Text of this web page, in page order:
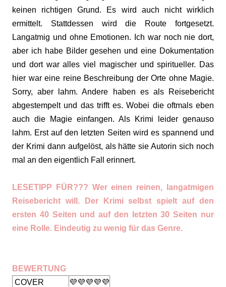
keinen richtigen Grund. Es wird auch nicht wirklich
ermittelt. Stattdessen wird die Route fortgesetzt.
Langatmig und ohne Emotionen. Ich war noch nie dort,
aber ich habe Bilder gesehen und eine Dokumentation
und dort war alles viel magischer und spiritueller. Das
hier war eine reine Beschreibung der Orte ohne Magie.
Sorry, aber lahm. Andere haben es als Reisebericht
abgestempelt und das trifft es. Wobei die oftmals eben
auch die Magie einfangen. Als Krimi leider genauso
lahm. Erst auf den letzten Seiten wird es spannend und
der Krimi dann aufgelöst, als hätte sie Autorin sich noch
mal an den eigentlich Fall erinnert.
LESETIPP FÜR??? Wer einen reinen, langatmigen
Reisebericht will. Der Krimi selbst spielt auf den
ersten 40 Seiten und auf den letzten 30 Seiten nur
eine Rolle. Eindeutig zu wenig für das Genre.
BEWERTUNG
COVER
💜💜💜💜💜